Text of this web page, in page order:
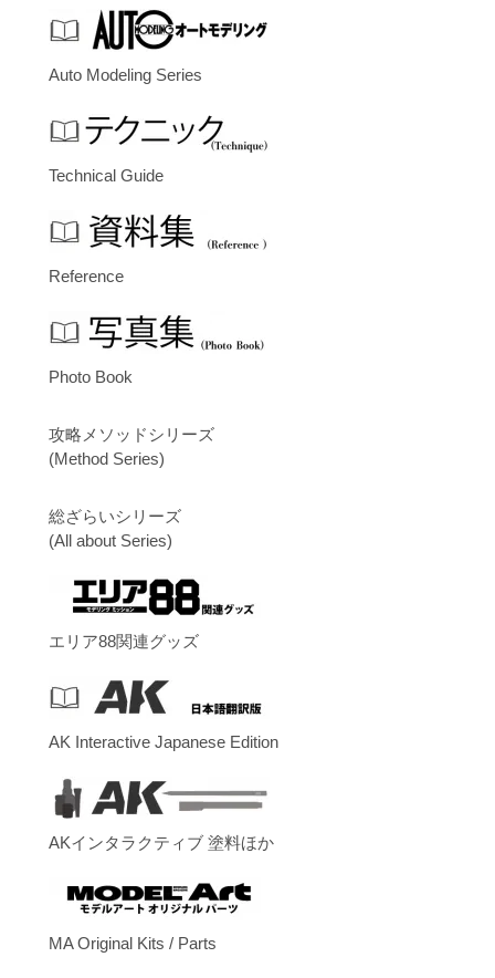
Auto Modeling Series
Technical Guide
Reference
Photo Book
攻略メソッドシリーズ
(Method Series)
総ざらいシリーズ
(All about Series)
エリア88関連グッズ
AK Interactive Japanese Edition
AKインタラクティブ 塗料ほか
MA Original Kits / Parts